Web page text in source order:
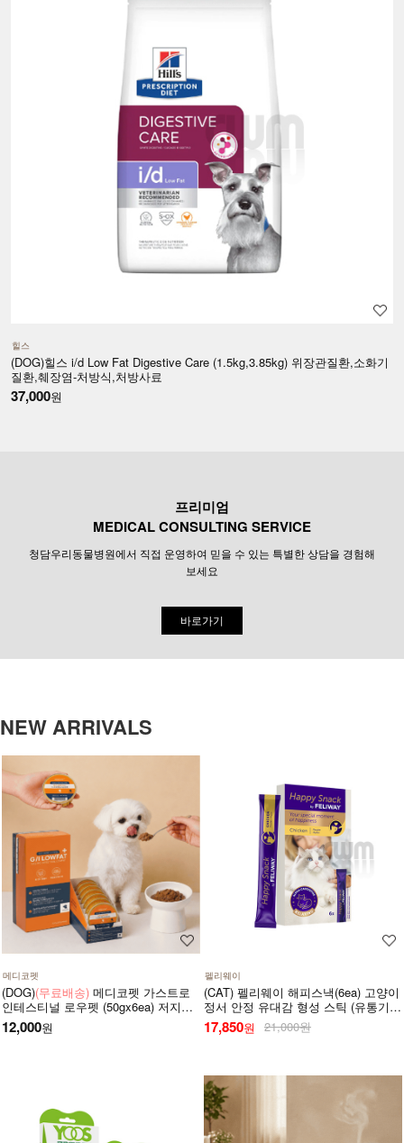
힐스
(DOG)힐스 i/d Low Fat Digestive Care (1.5kg,3.85kg) 위장관질환,소화기
질환,췌장염-처방식,처방사료
37,000원
프리미엄
MEDICAL CONSULTING SERVICE
청담우리동물병원에서 직접 운영하여 믿을 수 있는 특별한 상담을 경험해
보세요
바로가기
NEW ARRIVALS
메디코펫
(DOG)(무료배송) 메디코펫 가스트로
인테스티널 로우펫 (50gx6ea) 저지방
저단백 췌장염 고지혈증에 도움 주는
처방 습식 캔 보조식
12,000원
펠리웨이
(CAT) 펠리웨이 해피스낵(6ea) 고양이
정서 안정 유대감 형성 스틱 (유통기한
27년 1월 1일)
17,850원 21,000원